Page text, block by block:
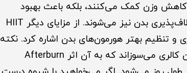
کاهش وزن کمک می‌کنند، بلکه باعث بهبود
عملکرد قلبی-عروقی، افزایش قدرت عضلانی و انعطاف‌پذیری بدن نیز می‌شوند. از مزایای دیگر HIIT
تنظیم بهتر هورمون‌های بدن اشاره کرد. نکته
جالب این است که بدن پس از انجام HIIT همچنان کالری می‌سوزاند که به آن اثر Afterburn